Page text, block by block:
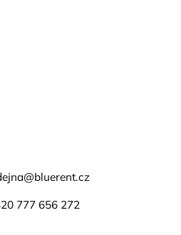
@bluerent.cz
777 656 272